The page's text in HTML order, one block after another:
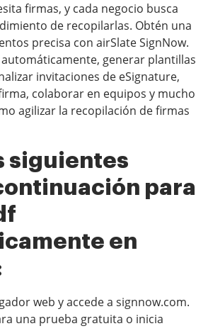
firmas, y cada negocio busca
de recopilarlas. Obtén una
precisa con airSlate SignNow.
generar plantillas
invitaciones de eSignature,
colaborar en equipos y mucho
agilizar la recopilación de firmas
siguientes
para
en
web y accede a signnow.com.
una prueba gratuita o inicia